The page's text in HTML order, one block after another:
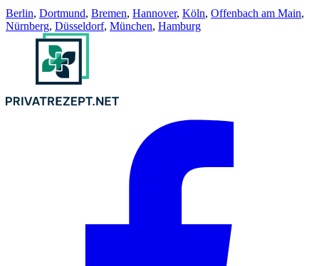
Berlin, Dortmund, Bremen, Hannover, Köln, Offenbach am Main,
Nürnberg, Düsseldorf, München, Hamburg